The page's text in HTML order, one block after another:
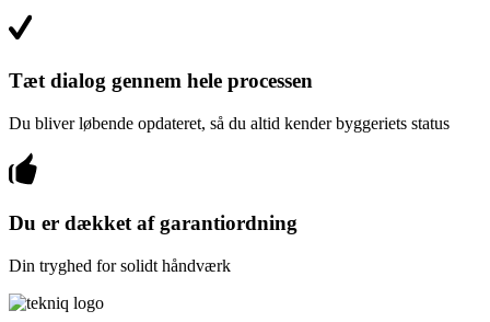
Tæt dialog gennem hele processen
Du bliver løbende opdateret, så du altid kender byggeriets status
Du er dækket af garantiordning
Din tryghed for solidt håndværk